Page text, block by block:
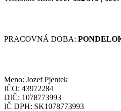
PRACOVNÁ DOBA:
Meno: Jozef Pjentek
IČO: 43972284
DIČ: 1078773993
IČ DPH: SK1078773993